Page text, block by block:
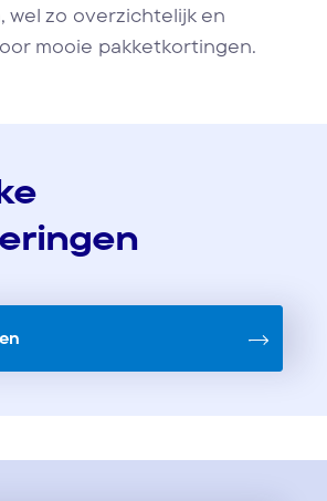
wel zo overzichtelijk en
mooie pakketkortingen.